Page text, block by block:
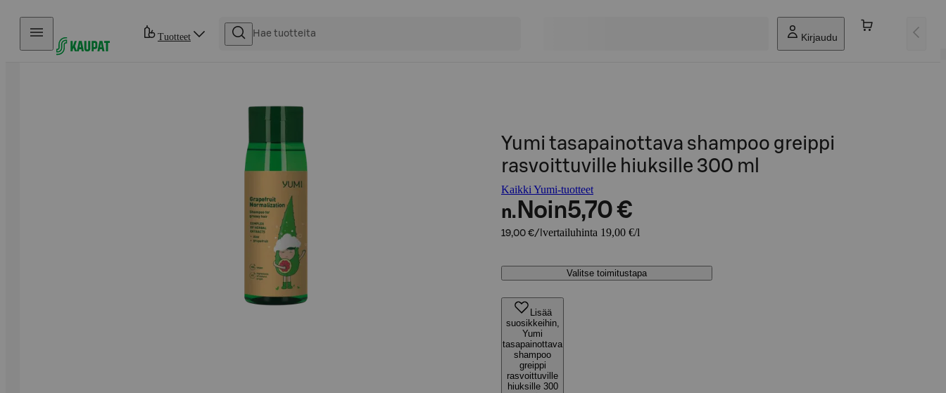
Hyppää sisältöön
Tuotteet Kirjaudu
Yumi tasapainottava shampoo greippi
rasvoittuville hiuksille 300 ml
Kaikki Yumi-tuotteet
n. Noin5,70 €
19,00 €/l vertailuhinta 19,00 €/l
Valitse toimitustapa
Lisää
suosikkeihin,
Yumi
tasapainottava
shampoo
greippi
rasvoittuville
hiuksille 300